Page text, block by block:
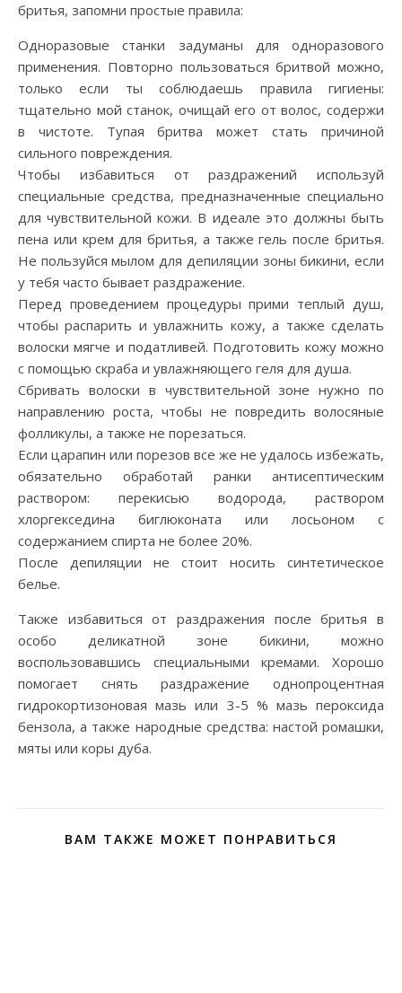
бритья, запомни простые правила:
Одноразовые станки задуманы для одноразового
применения. Повторно пользоваться бритвой можно,
только если ты соблюдаешь правила гигиены:
тщательно мой станок, очищай его от волос, содержи
в чистоте. Тупая бритва может стать причиной
сильного повреждения.
Чтобы избавиться от раздражений используй
специальные средства, предназначенные специально
для чувствительной кожи. В идеале это должны быть
пена или крем для бритья, а также гель после бритья.
Не пользуйся мылом для депиляции зоны бикини, если
у тебя часто бывает раздражение.
Перед проведением процедуры прими теплый душ,
чтобы распарить и увлажнить кожу, а также сделать
волоски мягче и податливей. Подготовить кожу можно
с помощью скраба и увлажняющего геля для душа.
Сбривать волоски в чувствительной зоне нужно по
направлению роста, чтобы не повредить волосяные
фолликулы, а также не порезаться.
Если царапин или порезов все же не удалось избежать,
обязательно обработай ранки антисептическим
раствором: перекисью водорода, раствором
хлоргекседина биглюконата или лосьоном с
содержанием спирта не более 20%.
После депиляции не стоит носить синтетическое
белье.
Также избавиться от раздражения после бритья в
особо деликатной зоне бикини, можно
воспользовавшись специальными кремами. Хорошо
помогает снять раздражение однопроцентная
гидрокортизоновая мазь или 3-5 % мазь пероксида
бензола, а также народные средства: настой ромашки,
мяты или коры дуба.
ВАМ ТАКЖЕ МОЖЕТ ПОНРАВИТЬСЯ